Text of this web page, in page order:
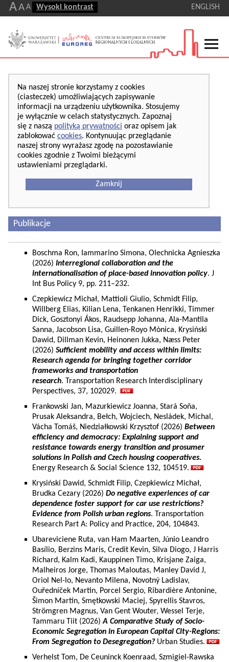
AA A Wysoki kontrast ENGLISH
Na naszej stronie korzystamy z cookies
(ciasteczek) umożliwiających zapisywanie
informacji na urządzeniu użytkownika. Stosujemy
je wyłącznie w celach statystycznych. Zapoznaj
się z naszą polityką prywatności oraz opisem jak
zablokować cookies. Kontynuując przeglądanie
naszej strony wyrażasz zgodę na pozostawianie
cookies zgodnie z Twoimi bieżącymi
ustawieniami przeglądarki.
Zamknij
Publikacje
Boschma Ron, Iammarino Simona, Olechnicka Agnieszka
(2026) Interregional collaboration and the
internationalisation of place-based innovation policy. J
Int Bus Policy 9, pp. 211–232.
Czepkiewicz Michał, Mattioli Giulio, Schmidt Filip,
Willberg Elias, Kilian Lena, Tenkanen Henrikki, Timmer
Dick, Gosztonyi Ákos, Raudsepp Johanna, Ala-Mantila
Sanna, Jacobson Lisa, Guillen-Royo Mònica, Krysiński
Dawid, Dillman Kevin, Heinonen Jukka, Næss Peter
(2026) Sufficient mobility and access within limits:
Research agenda for bringing together corridor
frameworks and transportation
research. Transportation Research Interdisciplinary
Perspectives, 37, 102029.
Frankowski Jan, Mazurkiewicz Joanna, Stará Soňa,
Prusak Aleksandra, Bełch, Wojciech, Nesládek, Michal,
Vácha Tomáš, Niedziałkowski Krzysztof (2026) Between
efficiency and democracy: Explaining support and
resistance towards energy transition and prosumer
solutions in Polish and Czech housing cooperatives.
Energy Research & Social Science 132, 104519.
Krysiński Dawid, Schmidt Filip, Czepkiewicz Michał,
Brudka Cezary (2026) Do negative experiences of car
dependence foster support for car use restrictions?
Evidence from Polish urban regions. Transportation
Research Part A: Policy and Practice, 204, 104843.
Ubareviciene Ruta, van Ham Maarten, Júnio Leandro
Basílio, Berzins Maris, Credit Kevin, Silva Diogo, J Harris
Richard, Kalm Kadi, Kauppinen Timo, Krisjane Zaiga,
Malheiros Jorge, Thomas Maloutas, Manley David J,
Oriol Nel-lo, Nevanto Milena, Novotný Ladislav,
Ouředníček Martin, Porcel Sergio, Ribardière Antonine,
Šimon Martin, Smętkowski Maciej, Spyrellis Stavros,
Strömgren Magnus, Van Gent Wouter, Wessel Terje,
Tammaru Tiit (2026)A Comparative Study of Socio-
Economic Segregation in European Capital City-Regions:
From Segregation to Desegregation? Urban Studies.
Verhelst Tom, De Ceuninck Koenraad, Szmigiel-Rawska